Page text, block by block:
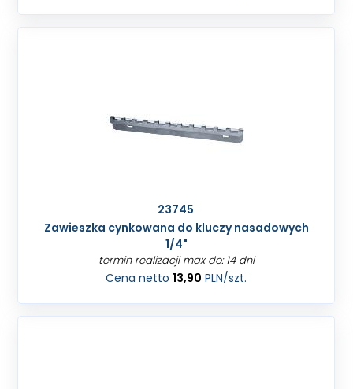
23745
Zawieszka cynkowana do kluczy nasadowych
1/4"
termin realizacji max do: 14 dni
Cena netto13,90 PLN/szt.